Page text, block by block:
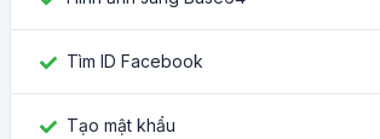
Tìm ID Facebook
Tạo mật khẩu